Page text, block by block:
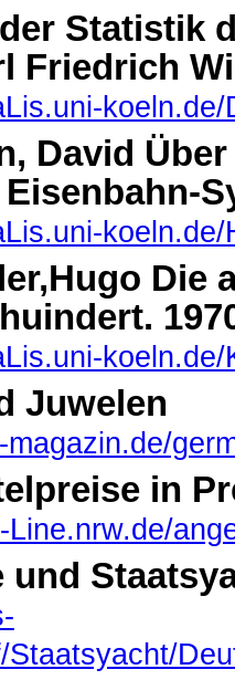
Statistik
Friedrich
David
Die
Juwelen
in
und
Staatsyacht/